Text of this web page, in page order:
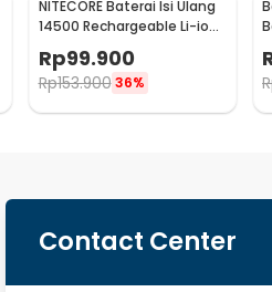
NITECORE Baterai Isi Ulang
14500 Rechargeable Li-ion
NL1475R
Rp99.900
Rp153.900 36%
Contact Center